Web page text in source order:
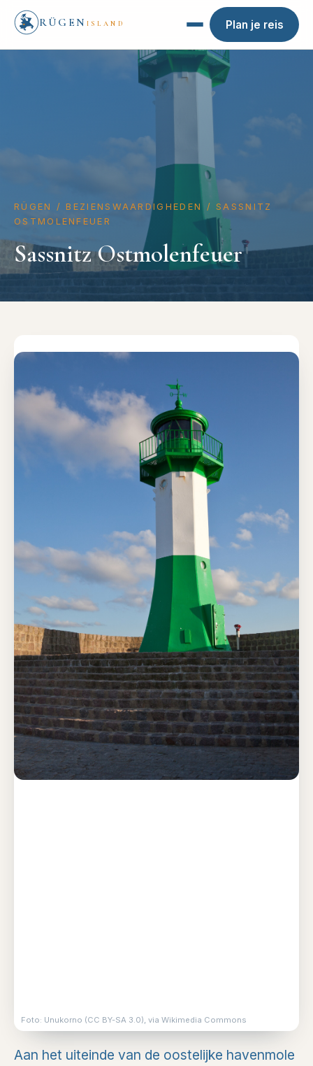
RÜGEN ISLAND Plan je reis
RÜGEN / BEZIENSWAARDIGHEDEN /SASSNITZ
OSTMOLENFEUER
Sassnitz Ostmolenfeuer
Foto: Unukorno (CC BY-SA 3.0), via Wikimedia Commons
Aan het uiteinde van de oostelijke havenmole